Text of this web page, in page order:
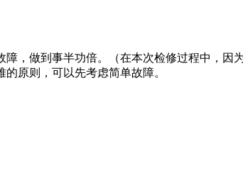
，做到事半功倍。（在本次检修过程中，因
原则，可以先考虑简单故障。